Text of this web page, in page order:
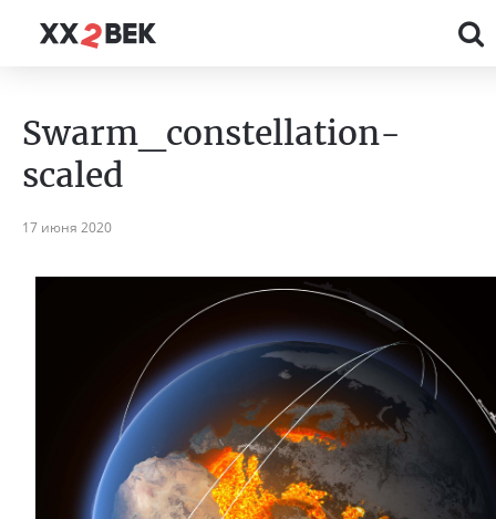
Swarm_constellation-
scaled
17 июня 2020